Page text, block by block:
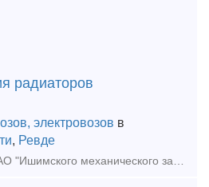
радиаторов
электровозов в
, Ревде
Продаем продукцию ОАО "Ишимского механического завода". унифицированные, масленые, биметаллические секции, калориферы, шестерни. 🌷У нас действует система скидок "весна на пороге"!🌷 Актуальные цены ₽